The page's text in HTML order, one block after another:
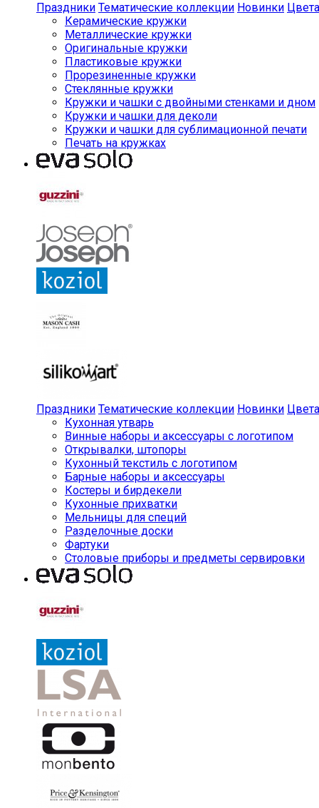
Праздники Тематические коллекции Новинки Цвета
Керамические кружки
Металлические кружки
Оригинальные кружки
Пластиковые кружки
Прорезиненные кружки
Стеклянные кружки
Кружки и чашки с двойными стенками и дном
Кружки и чашки для деколи
Кружки и чашки для сублимационной печати
Печать на кружках
Праздники Тематические коллекции Новинки Цвета
Кухонная утварь
Винные наборы и аксессуары с логотипом
Открывалки, штопоры
Кухонный текстиль с логотипом
Барные наборы и аксессуары
Костеры и бирдекели
Кухонные прихватки
Мельницы для специй
Разделочные доски
Фартуки
Столовые приборы и предметы сервировки